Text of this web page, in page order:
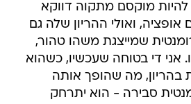
מוקסם מתקוה דווקא
ואולי ההריון שלה גם
שמייצגת משהו טהור,
אני די בטוחה שעכשיו, כשהוא
בהריון, מה שהופך אותה
סבירה - הוא יתרחק